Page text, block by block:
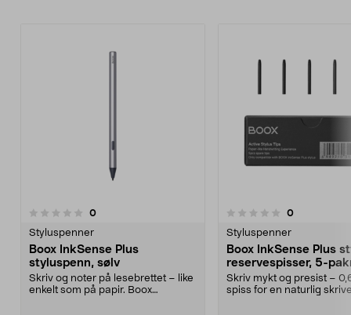
0anmeldelser
Styluspenner
Boox InkSense Plus
styluspenn, sølv
Skriv og noter på lesebrettet – like
enkelt som på papir. Boox
0.0 av 5 stjerner 0anmeldelser
Styluspenner
Boox InkSense Plus
reservespisser, 5-
Skriv mykt og presist –
spiss for en naturlig
3.0av 5 stjerner